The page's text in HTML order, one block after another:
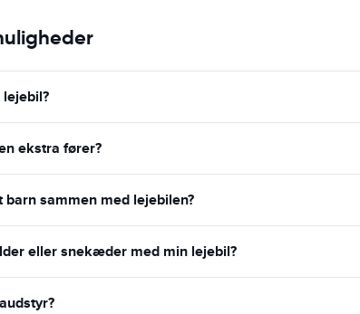
ekstra fører?
sammen med lejebilen?
eller snekæder med min lejebil?